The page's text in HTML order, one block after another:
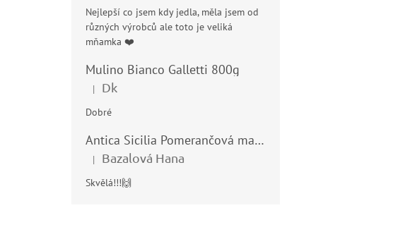
Nejlepší co jsem kdy jedla, měla jsem od
různých výrobců ale toto je veliká
mňamka ❤️
Mulino Bianco Galletti 800g
Hodnocení produktu je 5 z 5 hvězdiček.
| Dk
Dobré
Antica Sicilia Pomerančová marmeláda (Arance di Sicilia) 210g
Hodnocení produktu je 5 z 5 hvězdiček.
| Bazalová Hana
Skvělá!!!🙌